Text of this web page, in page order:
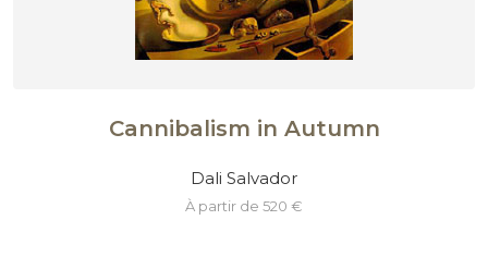
Cannibalism in Autumn
Dali Salvador
à partir de 520 €